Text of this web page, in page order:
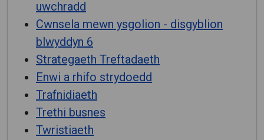
uwchradd
Cwnsela mewn ysgolion - disgyblion
blwyddyn 6
Strategaeth Treftadaeth
Enwi a rhifo strydoedd
Trafnidiaeth
Trethi busnes
Twristiaeth